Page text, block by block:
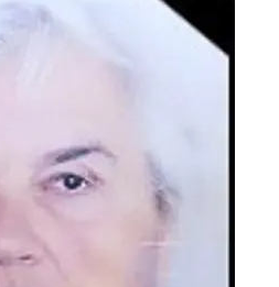
vječni mir. Počivao u